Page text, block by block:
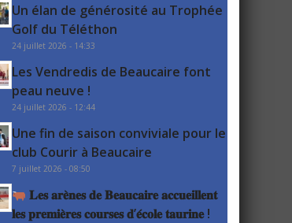
Un élan de générosité au Trophée
Golf du Téléthon
24 juillet 2026 - 14:33
Les Vendredis de Beaucaire font
peau neuve !
24 juillet 2026 - 12:44
Une fin de saison conviviale pour le
club Courir à Beaucaire
7 juillet 2026 - 08:50
𝐋𝐞𝐬 𝐚𝐫𝐞̀𝐧𝐞𝐬 𝐝𝐞 𝐁𝐞𝐚𝐮𝐜𝐚𝐢𝐫𝐞 𝐚𝐜𝐜𝐮𝐞𝐢𝐥𝐥𝐞𝐧𝐭
𝐥𝐞𝐬 𝐩𝐫𝐞𝐦𝐢𝐞̀𝐫𝐞𝐬 𝐜𝐨𝐮𝐫𝐬𝐞𝐬 𝐝’𝐞́𝐜𝐨𝐥𝐞 𝐭𝐚𝐮𝐫𝐢𝐧𝐞 !